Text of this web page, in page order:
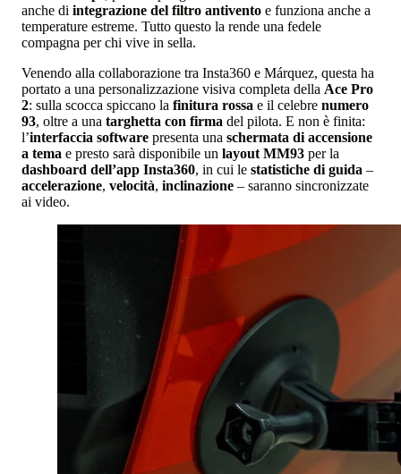
anche di integrazione del filtro antivento e funziona anche a
temperature estreme. Tutto questo la rende una fedele
compagna per chi vive in sella.
Venendo alla collaborazione tra Insta360 e Márquez, questa ha
portato a una personalizzazione visiva completa della Ace Pro
2: sulla scocca spiccano la finitura rossa e il celebre numero
93, oltre a una targhetta con firma del pilota. E non è finita:
l’interfaccia software presenta una schermata di accensione
a tema e presto sarà disponibile un layout MM93 per la
dashboard dell’app Insta360, in cui le statistiche di guida –
accelerazione, velocità, inclinazione – saranno sincronizzate
ai video.